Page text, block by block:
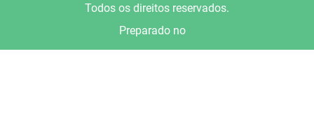
Todos os direitos reservados.
Preparado no